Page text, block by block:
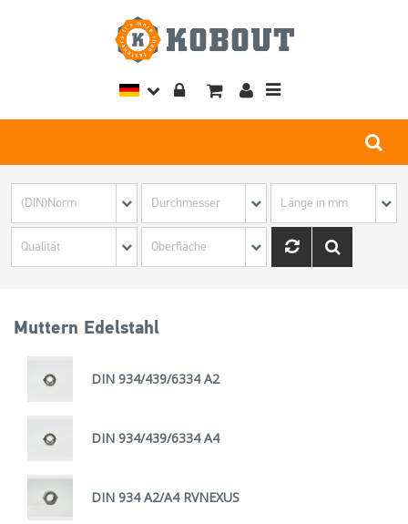
Toggle
Muttern Edelstahl
DIN 934/439/6334 A2
DIN 934/439/6334 A4
DIN 934 A2/A4 RVNEXUS